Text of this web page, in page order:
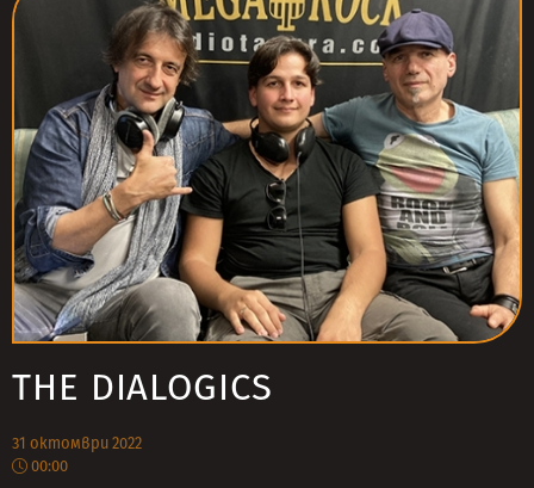
THE DIALOGICS
31 октомври 2022
00:00